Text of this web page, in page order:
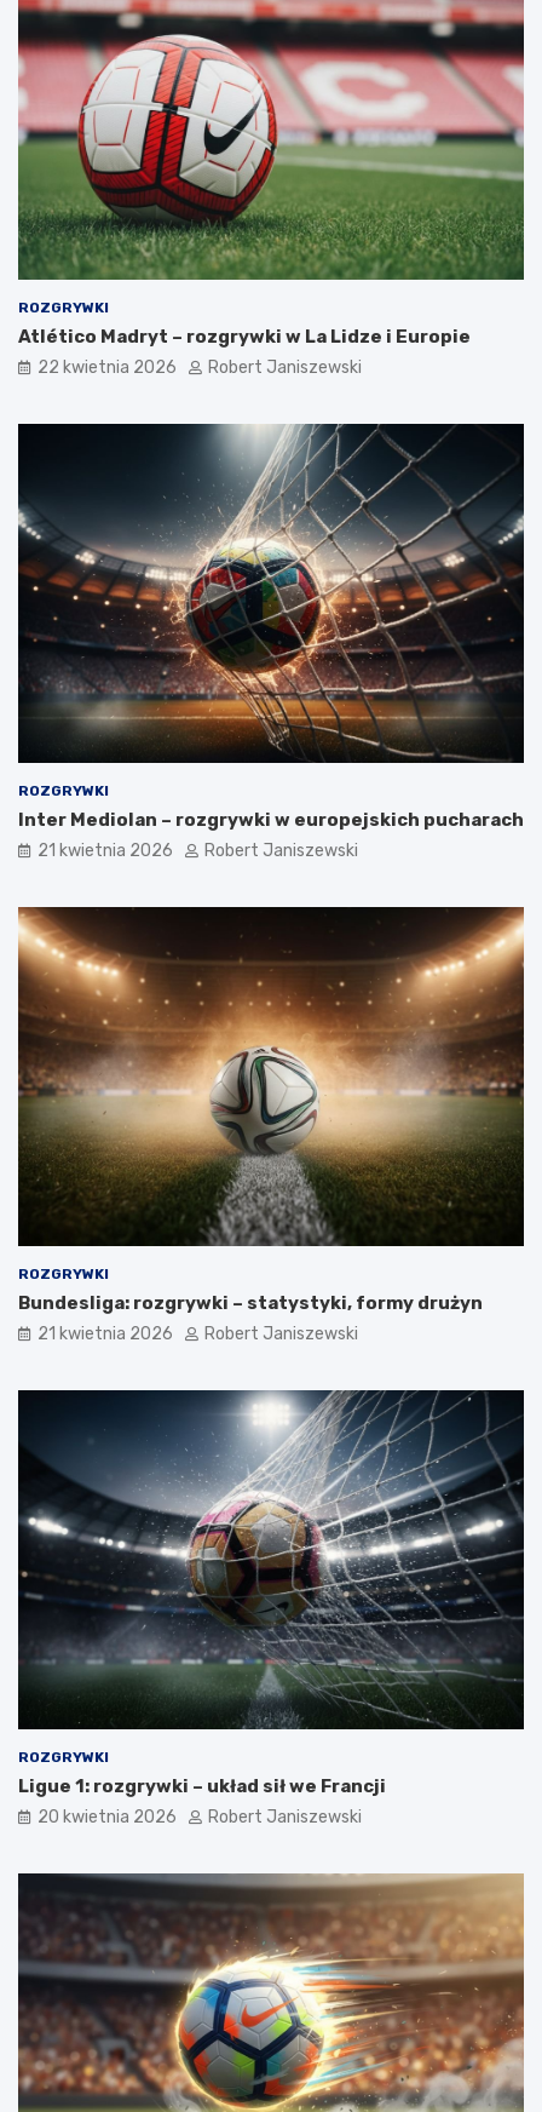
ROZGRYWKI
Atlético Madryt – rozgrywki w La Lidze i Europie
22 kwietnia 2026 Robert Janiszewski
ROZGRYWKI
Inter Mediolan – rozgrywki w europejskich pucharach
21 kwietnia 2026 Robert Janiszewski
ROZGRYWKI
Bundesliga: rozgrywki – statystyki, formy drużyn
21 kwietnia 2026 Robert Janiszewski
ROZGRYWKI
Ligue 1: rozgrywki – układ sił we Francji
20 kwietnia 2026 Robert Janiszewski